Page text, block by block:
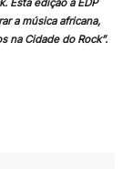
a música africana,
na Cidade do Rock”.